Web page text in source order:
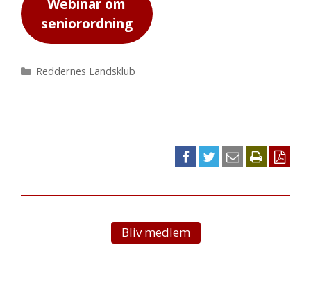
Webinar om
seniorordning
Kategorier
Reddernes Landsklub
Bliv medlem